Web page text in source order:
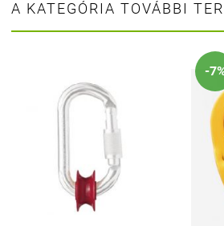
A KATEGÓRIA TOVÁBBI
-